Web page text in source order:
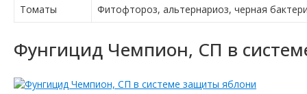
Томаты
Фитофтороз, альтернариоз, черная
Фунгицид Чемпион, СП в